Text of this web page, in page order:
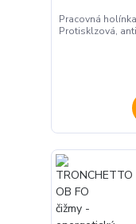
Pracovná
Protisklzová,